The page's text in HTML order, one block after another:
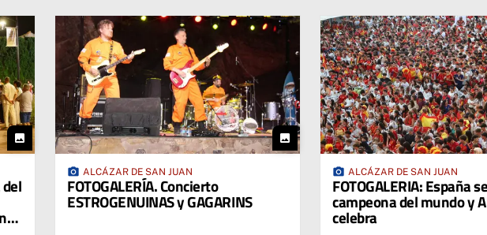
photo
del
photo
photo_camera ALCÁZAR DE SAN JUAN
FOTOGALERÍA. Concierto
ESTROGENUINAS y GAGARINS
photo_camera ALCÁZAR DE SAN JUAN
FOTOGALERIA: España
campeona del mundo y
celebra